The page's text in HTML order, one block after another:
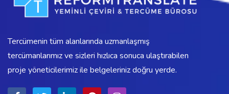
Tercümenin tüm alanlarında uzmanlaşmış
tercümanlarımız ve sizleri hızlıca sonuca ulaştırabilen
proje yöneticilerimiz ile belgeleriniz doğru yerde.